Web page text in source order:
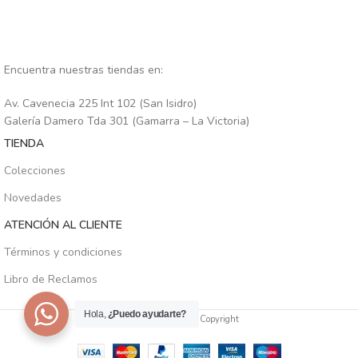
Encuentra nuestras tiendas en:
Av. Cavenecia 225 Int 102 (San Isidro)
Galería Damero Tda 301 (Gamarra – La Victoria)
TIENDA
Colecciones
Novedades
ATENCIÓN AL CLIENTE
Términos y condiciones
Libro de Reclamos
SIENA PERÚ 2025 Copyright
Hola,¿Puedo ayudarte?